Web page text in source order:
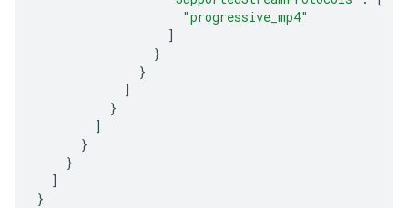
"progressive_mp4"
]
}
}
]
}
]
}
}
]
}